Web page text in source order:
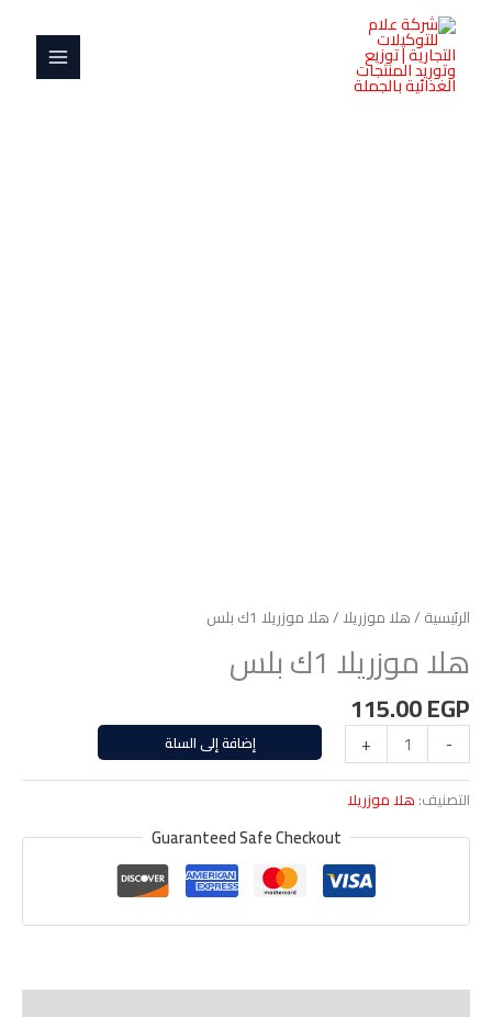
المحتوى
MENU
الرئيسية /هلا موزريلا/ هلا موزريلا 1ك بلس
هلا موزريلا 1ك بلس
115.00EGP
-
+ إضافة إلى السلة
التصنيف: هلا موزريلا
Guaranteed Safe Checkout
1ك
بلس